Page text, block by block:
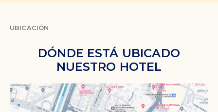
UBICACIÓN
DÓNDE ESTÁ UBICADO
NUESTRO HOTEL